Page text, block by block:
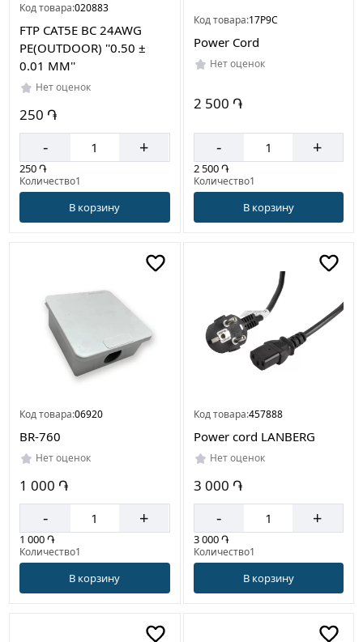
производителя
Китай
Код товара:020883
FTP CAT5E BC 24AWG
PE(OUTDOOR) ''0.50 ±
0.01 MM''
Нет оценок
250 ֏
- +
250 ֏
Количество1
В корзину
Код товара:17P9C
Power Cord
Нет оценок
2 500 ֏
- +
2 500 ֏
Количество1
В корзину
Код товара:06920
BR-760
Нет оценок
1 000 ֏
- +
1 000 ֏
Количество1
В корзину
Код товара:457888
Power cord LANBERG
Нет оценок
3 000 ֏
- +
3 000 ֏
Количество1
В корзину